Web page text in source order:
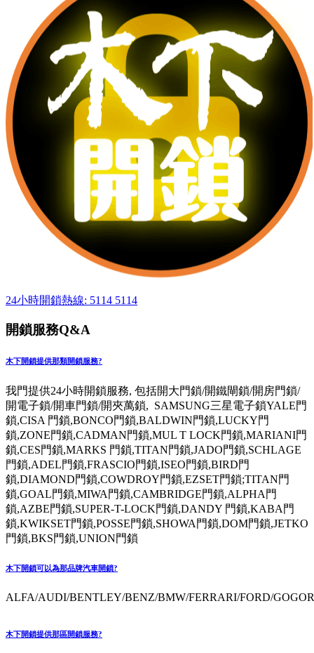
24小時開鎖熱線: 5114 5114
開鎖服務Q&A
木下開鎖提供那類開鎖服務?
我門提供24小時開鎖服務, 包括開大門鎖/開鐵閘鎖/開房門鎖/
開電子鎖/開車門鎖/開夾萬鎖, SAMSUNG三星電子鎖YALE門
鎖,CISA 門鎖,BONCO門鎖,BALDWIN門鎖,LUCKY門
鎖,ZONE門鎖,CADMAN門鎖,MUL T LOCK門鎖,MARIANI門
鎖,CES門鎖,MARKS 門鎖,TITAN門鎖,JADO門鎖,SCHLAGE
門鎖,ADEL門鎖,FRASCIO門鎖,ISEO門鎖,BIRD門
鎖,DIAMOND門鎖,COWDROY門鎖,EZSET門鎖;TITAN門
鎖,GOAL門鎖,MIWA門鎖,CAMBRIDGE門鎖,ALPHA門
鎖,AZBE門鎖,SUPER-T-LOCK門鎖,DANDY 門鎖,KABA門
鎖,KWIKSET門鎖,POSSE門鎖,SHOWA門鎖,DOM門鎖,JETKO
門鎖,BKS門鎖,UNION門鎖
木下開鎖可以為那品牌汽車開鎖?
ALFA/AUDI/BENTLEY/BENZ/BMW/FERRARI/FORD/
木下開鎖提供那區開鎖服務?